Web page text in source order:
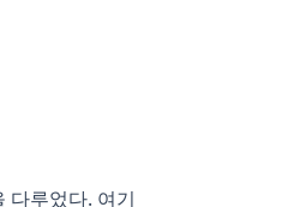
다루었다. 여기